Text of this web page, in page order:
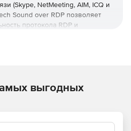
(Skype, NetMeeting, AIM, ICQ и
Sound over RDP позволяет
протокола RDP и
на сетевой трафик.
выгодных